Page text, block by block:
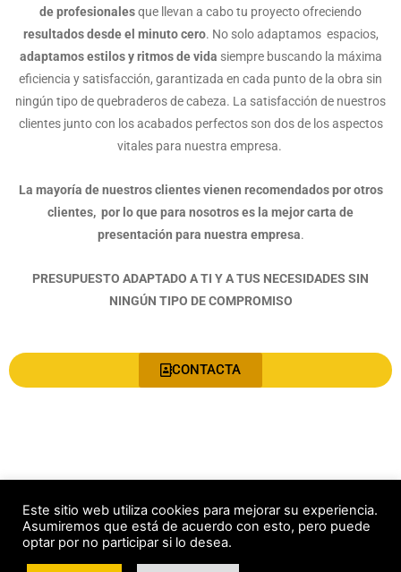
de profesionalesque llevan a cabo tu proyecto ofreciendo
resultados desde el minuto cero. No solo adaptamos espacios,
adaptamos estilos y ritmos de vida siempre buscando la máxima
eficiencia y satisfacción, garantizada en cada punto de la obra sin
ningún tipo de quebraderos de cabeza. La satisfacción de nuestros
clientes junto con los acabados perfectos son dos de los aspectos
vitales para nuestra empresa.
La mayoría de nuestros clientes vienen recomendados por otros
clientes, por lo que para nosotros es la mejor carta de
presentación para nuestra empresa.
PRESUPUESTO ADAPTADO A TI Y A TUS NECESIDADES SIN
NINGÚN TIPO DE COMPROMISO
CONTACTA
© Copyright 2021 Reformascubero.com. Todos los derechos
Reservados.Aviso legal y política de privacidad
Este sitio web utiliza cookies para mejorar su experiencia.
Asumiremos que está de acuerdo con esto, pero puede
optar por no participar si lo desea.